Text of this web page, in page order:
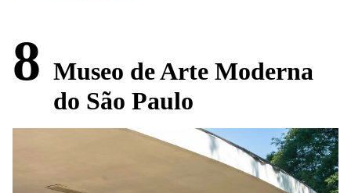
8 Museo de Arte Moderna
do São Paulo